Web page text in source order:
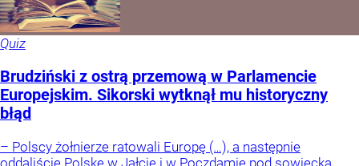
Quiz
Brudziński z ostrą przemową w Parlamencie
Europejskim. Sikorski wytknął mu historyczny
błąd
– Polscy żołnierze ratowali Europę (…), a następnie
oddaliście Polskę w Jałcie i w Poczdamie pod sowiecką